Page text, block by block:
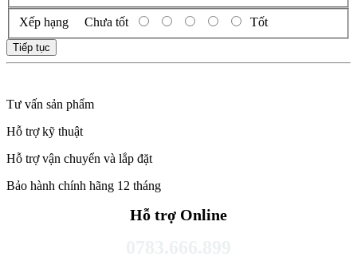
Xếp hạng Chưa tốt Tốt
Tiếp tục
Tư vấn sản phẩm
Hỗ trợ kỹ thuật
Hỗ trợ vận chuyển và lắp đặt
Bảo hành chính hãng 12 tháng
Hỗ trợ Online